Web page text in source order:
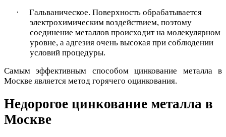
·
Гальваническое. Поверхность обрабатывается
электрохимическим воздействием, поэтому
соединение металлов происходит на молекулярном
уровне, а адгезия очень высокая при соблюдении
условий процедуры.
Самым эффективным способом цинкование металла в
Москве является метод горячего оцинкования.
Недорогое цинкование металла в
Москве